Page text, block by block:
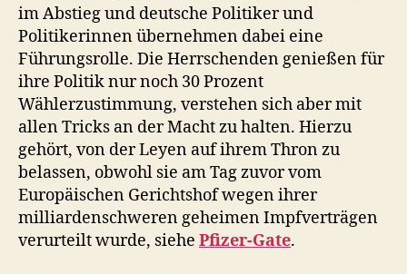
im Abstieg und deutsche Politiker und
Politikerinnen übernehmen dabei eine
Führungsrolle. Die Herrschenden genießen für
ihre Politik nur noch 30 Prozent
Wählerzustimmung, verstehen sich aber mit
allen Tricks an der Macht zu halten. Hierzu
gehört, von der Leyen auf ihrem Thron zu
belassen, obwohl sie am Tag zuvor vom
Europäischen Gerichtshof wegen ihrer
milliardenschweren geheimen Impfverträgen
verurteilt wurde, siehe Pfizer-Gate.